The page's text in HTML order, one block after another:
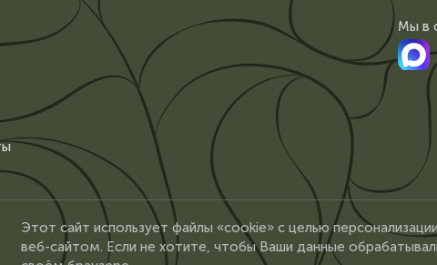
Мы в
Этот сайт использует файлы «cookie» с целью
веб-сайтом. Если не хотите, чтобы Ваши данные